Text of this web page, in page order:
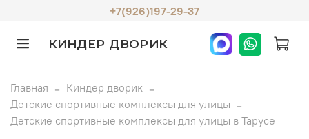
+7(926)197-29-37
КИНДЕР ДВОРИК
Главная
Киндер дворик
Детские спортивные комплексы для улицы
Детские спортивные комплексы для улицы в Тарусе